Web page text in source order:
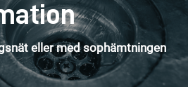
eller med sophämtningen